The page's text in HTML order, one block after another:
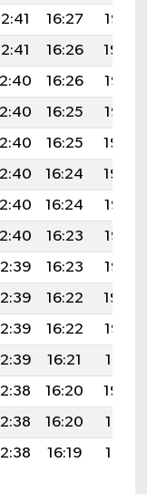
16:27
19:35
16:26
19:34
16:26
19:33
16:25
19:32
16:25
19:30
16:24
19:29
16:24
19:28
16:23
19:27
16:23
19:25
16:22
19:24
16:22
19:23
16:21
19:21
16:20
19:20
16:20
19:19
16:19 19:17